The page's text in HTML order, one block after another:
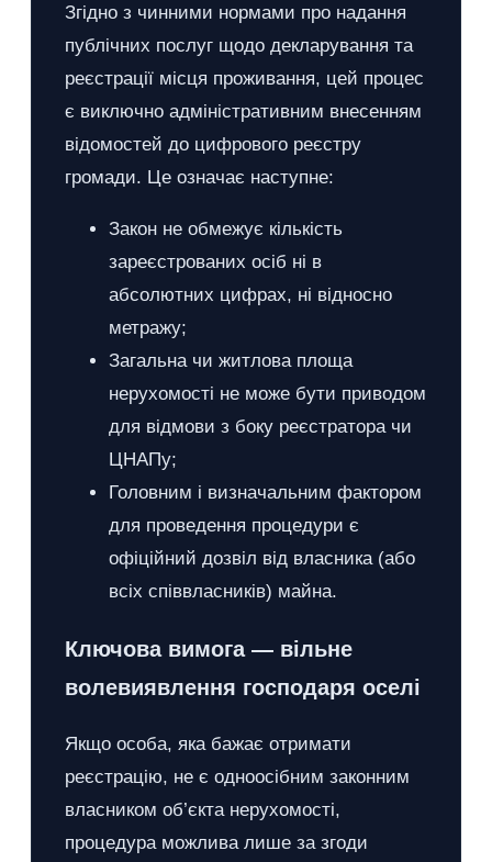
Згідно з чинними нормами про надання
публічних послуг щодо декларування та
реєстрації місця проживання, цей процес
є виключно адміністративним внесенням
відомостей до цифрового реєстру
громади. Це означає наступне:
Закон не обмежує кількість
зареєстрованих осіб ні в
абсолютних цифрах, ні відносно
метражу;
Загальна чи житлова площа
нерухомості не може бути приводом
для відмови з боку реєстратора чи
ЦНАПу;
Головним і визначальним фактором
для проведення процедури є
офіційний дозвіл від власника (або
всіх співвласників) майна.
Ключова вимога — вільне
волевиявлення господаря оселі
Якщо особа, яка бажає отримати
реєстрацію, не є одноосібним законним
власником об’єкта нерухомості,
процедура можлива лише за згоди